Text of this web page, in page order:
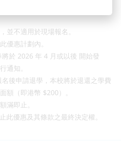
並不適用於現場報名。
優惠計劃內。
於 2026 年 4 月或以後 開始發
通知。
後申請退學，本校將於退還之學費
額（即港幣 $200）。
滿即止。
此優惠及其條款之最終決定權。